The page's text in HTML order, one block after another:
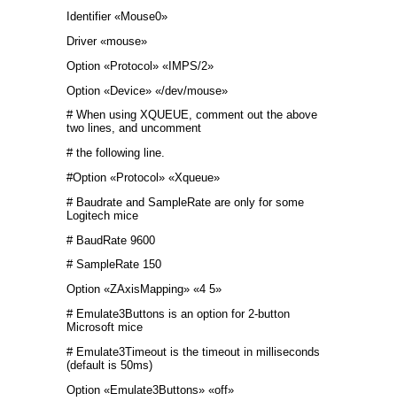
Identifier «Mouse0»
Driver «mouse»
Option «Protocol» «IMPS/2»
Option «Device» «/dev/mouse»
# When using XQUEUE, comment out the above
two lines, and uncomment
# the following line.
#Option «Protocol» «Xqueue»
# Baudrate and SampleRate are only for some
Logitech mice
# BaudRate 9600
# SampleRate 150
Option «ZAxisMapping» «4 5»
# Emulate3Buttons is an option for 2-button
Microsoft mice
# Emulate3Timeout is the timeout in milliseconds
(default is 50ms)
Option «Emulate3Buttons» «off»